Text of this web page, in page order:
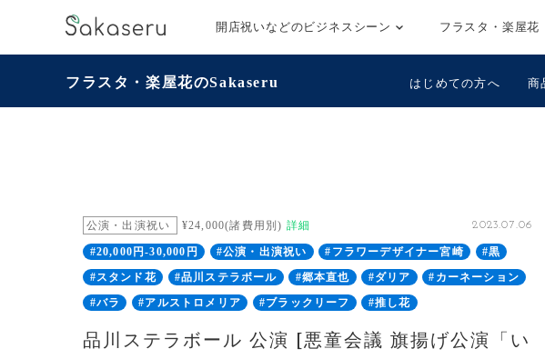
開店祝いなどのビジネスシーン フラスタ・楽屋花
フラスタ・楽屋花のSakaseru はじめての方へ 商
公演・出演祝い ¥24,000(諸費用別) 詳細 2023.07.06
#20,000円-30,000円 #公演・出演祝い #フラワーデザイナー宮崎
#黒
#スタンド花
#品川ステラボール #郷本直也 #ダリア
#カーネーション
#バラ
#アルストロメリア #ブラックリーフ #推し花
品川ステラボール 公演 [悪童会議 旗揚げ公演「い